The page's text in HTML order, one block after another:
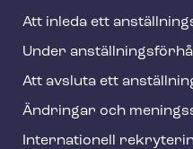
Att inleda ett
Under
Att avsluta ett
Ändringar och
Internationell